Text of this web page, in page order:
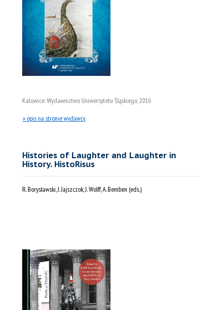
Katowice: Wydawnictwo Uniwersytetu Śląskiego, 2016
» opis na stronie wydawcy
Histories of Laughter and Laughter in
History. HistoRisus
R. Borysławski, J. Jajszczok, J. Wolff, A. Bemben (eds.)